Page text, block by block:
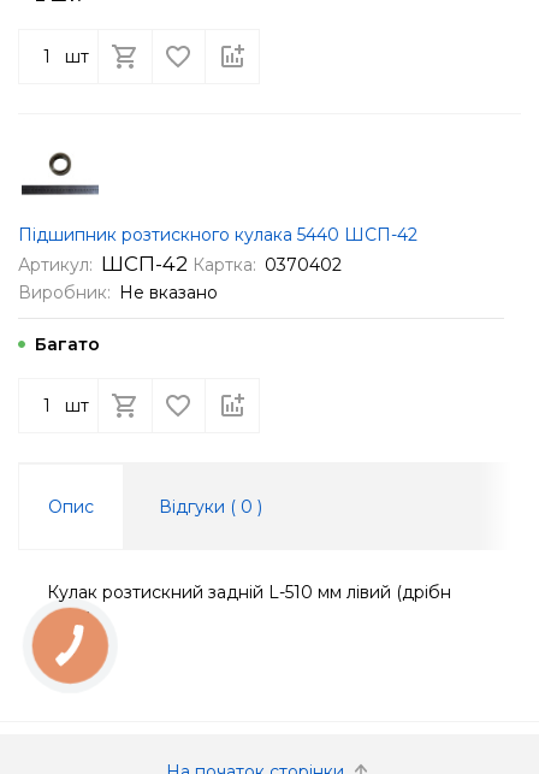
шт
Підшипник розтискного кулака 5440 ШСП-42
Артикул: ШСП-42 Картка: 0370402
Виробник: Не вказано
Багато
шт
Опис Відгуки ( 0 )
Кулак розтискний задній L-510 мм лівий (дрібн
шліц)
КНОПКА
ЗВ'ЯЗКУ